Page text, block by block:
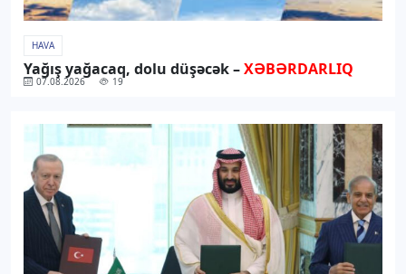
HAVA
Yağış yağacaq, dolu düşəcək –XƏBƏRDARLIQ
07.08.2026 19